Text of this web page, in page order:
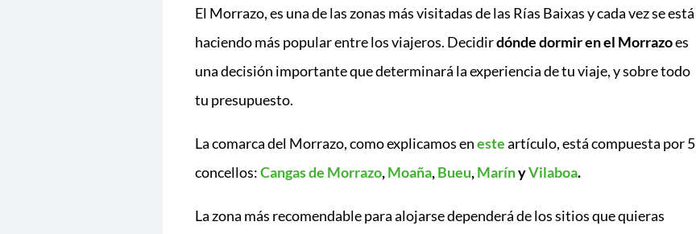
El Morrazo, es una de las zonas más visitadas de las Rías Baixas y cada vez se está
haciendo más popular entre los viajeros. Decidirdónde dormir en el Morrazoes
una decisión importante que determinará la experiencia de tu viaje, y sobre todo
tu presupuesto.
La comarca del Morrazo, como explicamos enesteartículo, está compuesta por 5
concellos:Cangas de Morrazo,Moaña,Bueu,MarínyVilaboa.
La zona más recomendable para alojarse dependerá de los sitios que quieras